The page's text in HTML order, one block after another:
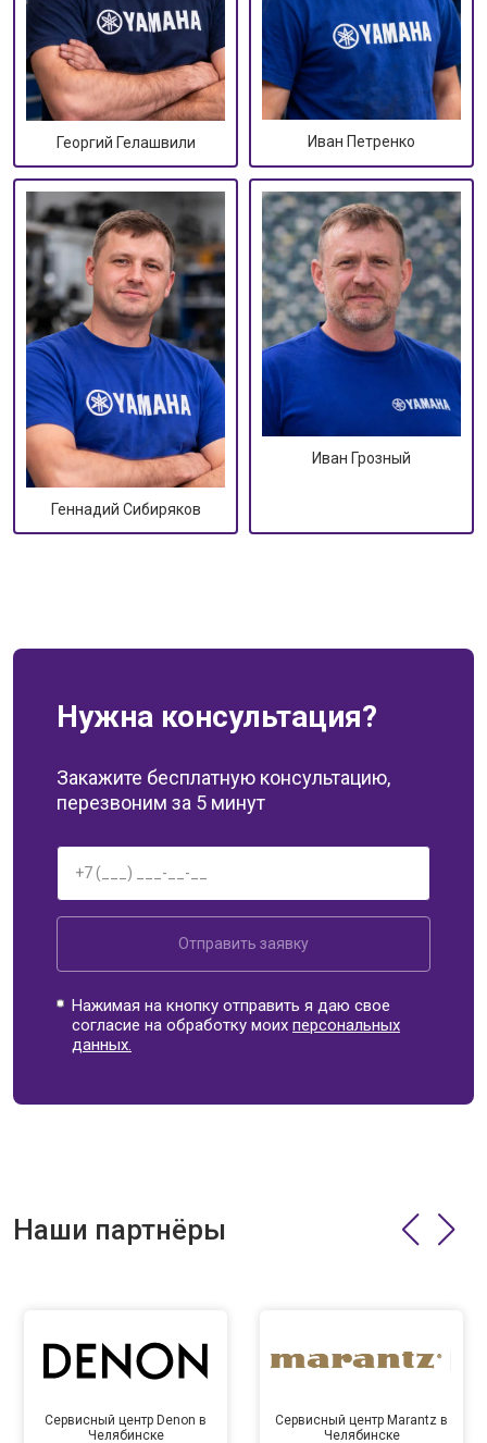
Георгий Гелашвили Иван Петренко
Геннадий Сибиряков
Иван Грозный
Нужна консультация?
Закажите бесплатную консультацию,
перезвоним за 5 минут
Отправить заявку
Нажимая на кнопку отправить я даю свое
согласие на обработку моихперсональных
данных.
Наши партнёры
Сервисный центр Denon в
Челябинске
Сервисный центр Marantz в
Челябинске